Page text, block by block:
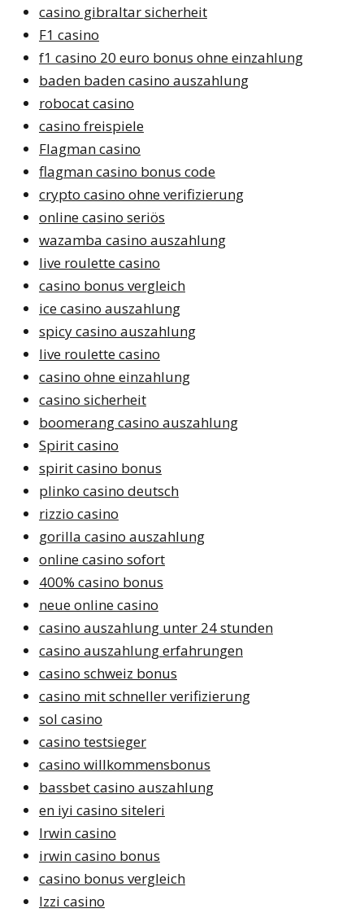
casino gibraltar sicherheit
F1 casino
f1 casino 20 euro bonus ohne einzahlung
baden baden casino auszahlung
robocat casino
casino freispiele
Flagman casino
flagman casino bonus code
crypto casino ohne verifizierung
online casino seriös
wazamba casino auszahlung
live roulette casino
casino bonus vergleich
ice casino auszahlung
spicy casino auszahlung
live roulette casino
casino ohne einzahlung
casino sicherheit
boomerang casino auszahlung
Spirit casino
spirit casino bonus
plinko casino deutsch
rizzio casino
gorilla casino auszahlung
online casino sofort
400% casino bonus
neue online casino
casino auszahlung unter 24 stunden
casino auszahlung erfahrungen
casino schweiz bonus
casino mit schneller verifizierung
sol casino
casino testsieger
casino willkommensbonus
bassbet casino auszahlung
en iyi casino siteleri
Irwin casino
irwin casino bonus
casino bonus vergleich
Izzi casino